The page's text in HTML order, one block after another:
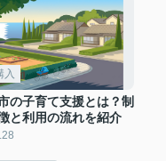
入
の子育て支援とは？制
と利用の流れを紹介